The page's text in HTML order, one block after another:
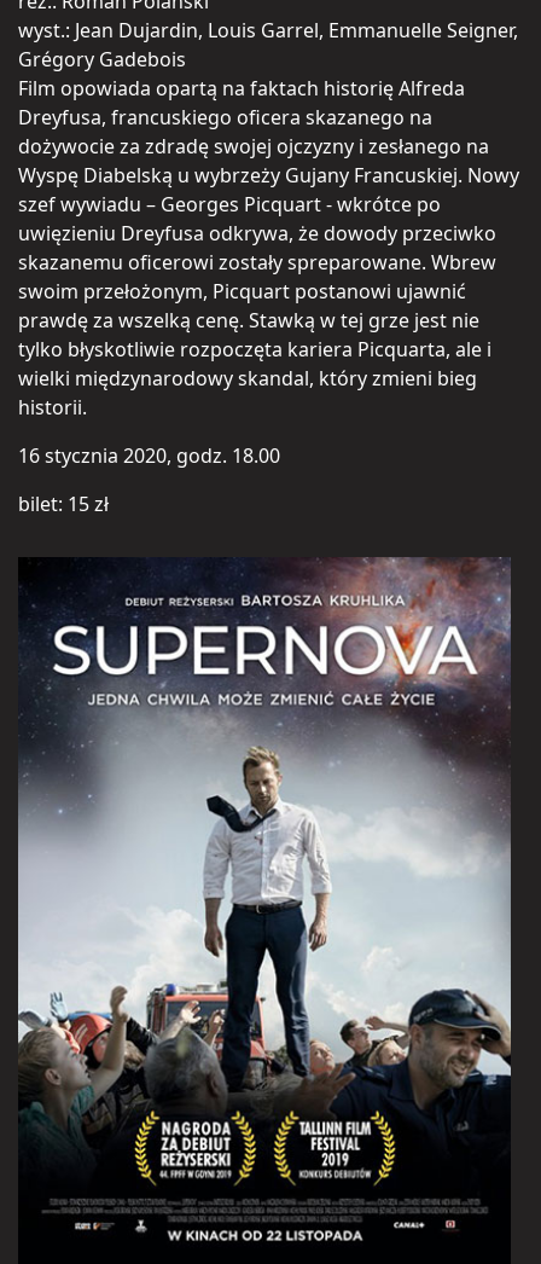
wyst.: Jean Dujardin, Louis Garrel, Emmanuelle Seigner,
Grégory Gadebois
Film opowiada opartą na faktach historię Alfreda
Dreyfusa, francuskiego oficera skazanego na
dożywocie za zdradę swojej ojczyzny i zesłanego na
Wyspę Diabelską u wybrzeży Gujany Francuskiej. Nowy
szef wywiadu – Georges Picquart - wkrótce po
uwięzieniu Dreyfusa odkrywa, że dowody przeciwko
skazanemu oficerowi zostały spreparowane. Wbrew
swoim przełożonym, Picquart postanowi ujawnić
prawdę za wszelką cenę. Stawką w tej grze jest nie
tylko błyskotliwie rozpoczęta kariera Picquarta, ale i
wielki międzynarodowy skandal, który zmieni bieg
historii.
16 stycznia 2020, godz. 18.00
bilet: 15 zł